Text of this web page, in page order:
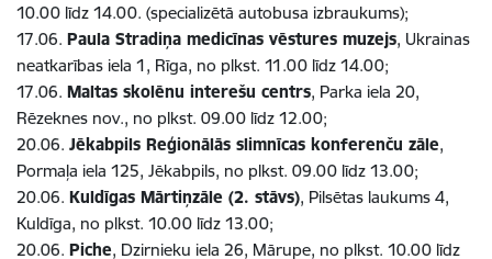
10.00 līdz 14.00. (specializētā autobusa izbraukums);
17.06. Paula Stradiņa medicīnas vēstures muzejs, Ukrainas
neatkarības iela 1, Rīga, no plkst. 11.00 līdz 14.00;
17.06. Maltas skolēnu interešu centrs, Parka iela 20,
Rēzeknes nov., no plkst. 09.00 līdz 12.00;
20.06. Jēkabpils Reģionālās slimnīcas konferenču zāle,
Pormaļa iela 125, Jēkabpils, no plkst. 09.00 līdz 13.00;
20.06. Kuldīgas Mārtiņzāle (2. stāvs), Pilsētas laukums 4,
Kuldīga, no plkst. 10.00 līdz 13.00;
20.06. Piche, Dzirnieku iela 26, Mārupe, no plkst. 10.00 līdz